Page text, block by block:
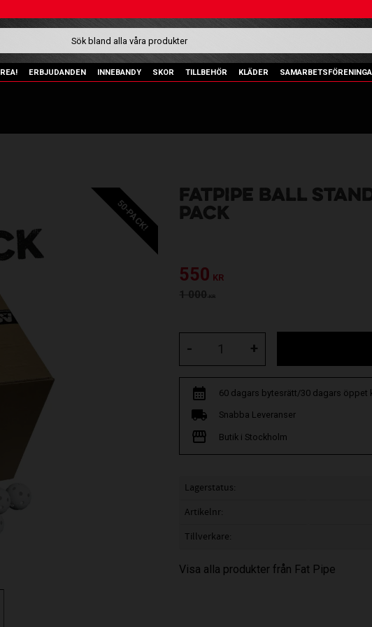
ERBJUDANDEN INNEBANDY SKOR TILLBEHÖR KLÄDER
FATPIPE BALL
PACK
50-PACK!
Nedsatt pris:
550 KR
Ordinarie pris:
1 000KR
+
-
60 dagars bytesrätt/30 dagars öppet
Snabba Leveranser
Butik i Stockholm
Lagerstatus
Artikelnr
Tillverkare
Visa alla produkter från Fat Pipe